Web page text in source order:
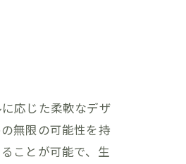
応じた柔軟なデザ
無限の可能性を持
ことが可能で、生